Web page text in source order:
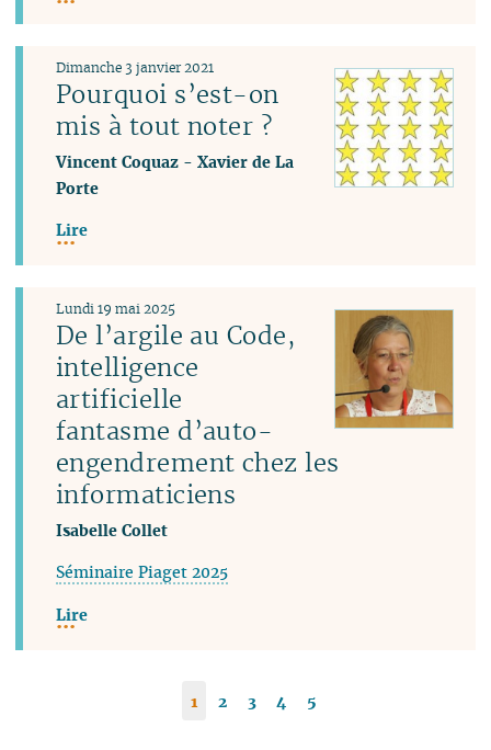
Pourquoi s’est-on
mis à tout noter ?
Dimanche 3 janvier 2021
Vincent Coquaz -Xavier de La
Porte
Lire
De l’argile au Code,
intelligence
artificielle
fantasme d’auto-
engendrement chez les
informaticiens
Lundi 19 mai 2025
Isabelle Collet
Séminaire Piaget 2025
Lire
1 2 3 4 5